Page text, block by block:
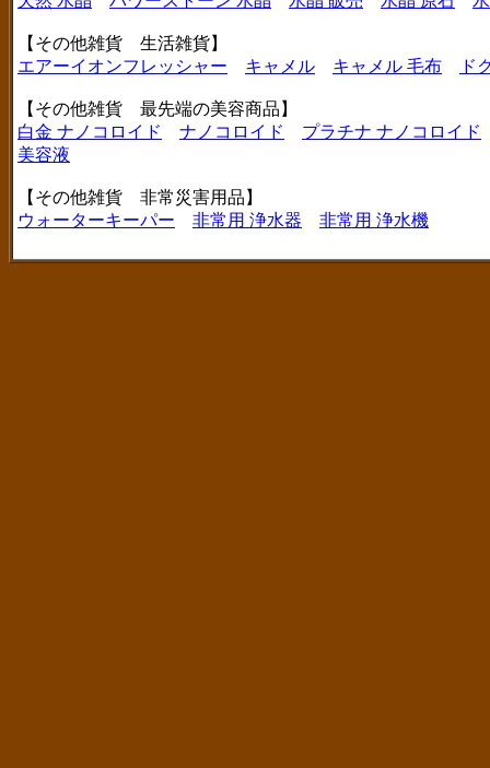
【その他雑貨 生活雑貨】
エアーイオンフレッシャー
キャメル キャメル 毛布 ド
【その他雑貨 最先端の美容商品】
白金 ナノコロイド
ナノコロイド
プラチナ ナノコロイド
美容液
【その他雑貨 非常災害用品】
ウォーターキーパー
非常用 浄水器 非常用 浄水機